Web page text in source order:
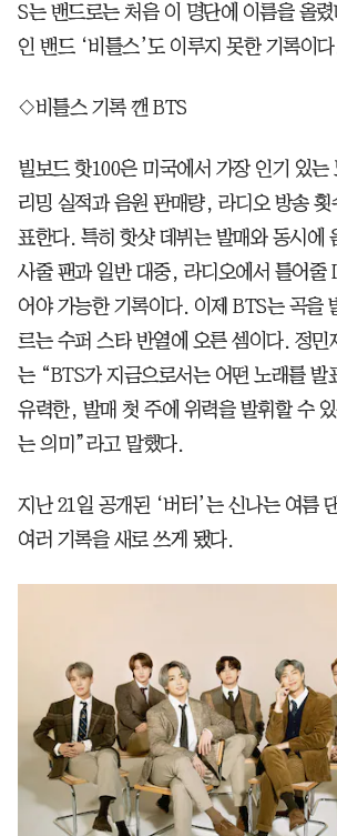
S는 밴드로는 처음 이 명단에 이름을 올
인 밴드 ‘비틀스’도 이루지 못한 기록이다.
◇비틀스 기록 깬 BTS
빌보드 핫100은 미국에서 가장 인기 있는
리밍 실적과 음원 판매량, 라디오 방송 횟
표한다. 특히 핫샷 데뷔는 발매와 동시에
사줄 팬과 일반 대중, 라디오에서 틀어줄
어야 가능한 기록이다. 이제 BTS는 곡을
르는 수퍼 스타 반열에 오른 셈이다. 정민
는 “BTS가 지금으로서는 어떤 노래를 발
유력한, 발매 첫 주에 위력을 발휘할 수
는 의미”라고 말했다.
지난 21일 공개된 ‘버터’는 신나는 여름
여러 기록을 새로 쓰게 됐다.